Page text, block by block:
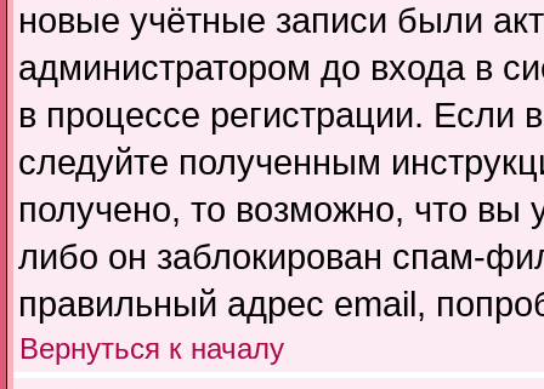
новые учётные записи были
администратором до входа в
в процессе регистрации.
следуйте полученным
получено, то возможно, что вы
либо он заблокирован спам-
правильный адрес email,
Вернуться к началу